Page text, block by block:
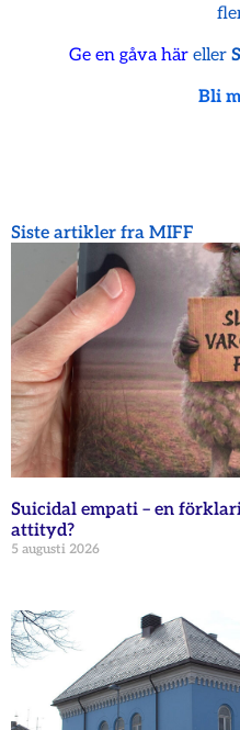
Ge en gåva häreller
Bli
Siste artikler fra MIFF
Suicidal empati – en
attityd?
5 augusti 2026